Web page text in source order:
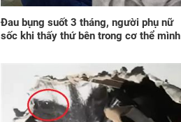
Đau bụng suốt 3 tháng, người phụ nữ
sốc khi thấy thứ bên trong cơ thể mình